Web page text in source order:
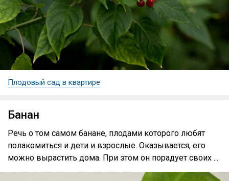
Плодовый сад в квартире
Банан
Речь о том самом банане, плодами которого любят
полакомиться и дети и взрослые. Оказывается, его
можно вырастить дома. При этом он порадует своих ...